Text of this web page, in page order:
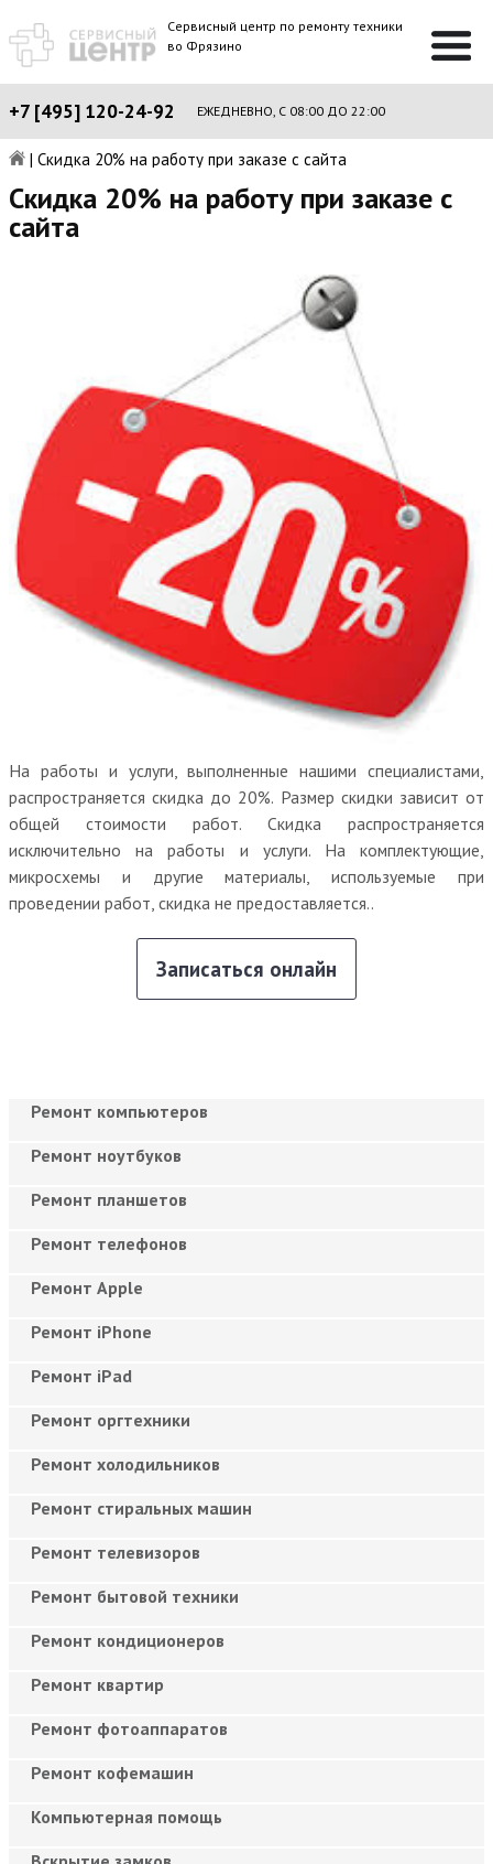
Сервисный центр по ремонту техники
во Фрязино
+7 [495] 120-24-92 ЕЖЕДНЕВНО, С 08:00 ДО 22:00
| Скидка 20% на работу при заказе с сайта
Скидка 20% на работу при заказе с
сайта
На работы и услуги, выполненные нашими специалистами,
распространяется скидка до 20%. Размер скидки зависит от
общей стоимости работ. Скидка распространяется
исключительно на работы и услуги. На комплектующие,
микросхемы и другие материалы, используемые при
проведении работ, скидка не предоставляется..
Записаться онлайн
Ремонт компьютеров
Ремонт ноутбуков
Ремонт планшетов
Ремонт телефонов
Ремонт Apple
Ремонт iPhone
Ремонт iPad
Ремонт оргтехники
Ремонт холодильников
Ремонт стиральных машин
Ремонт телевизоров
Ремонт бытовой техники
Ремонт кондиционеров
Ремонт квартир
Ремонт фотоаппаратов
Ремонт кофемашин
Компьютерная помощь